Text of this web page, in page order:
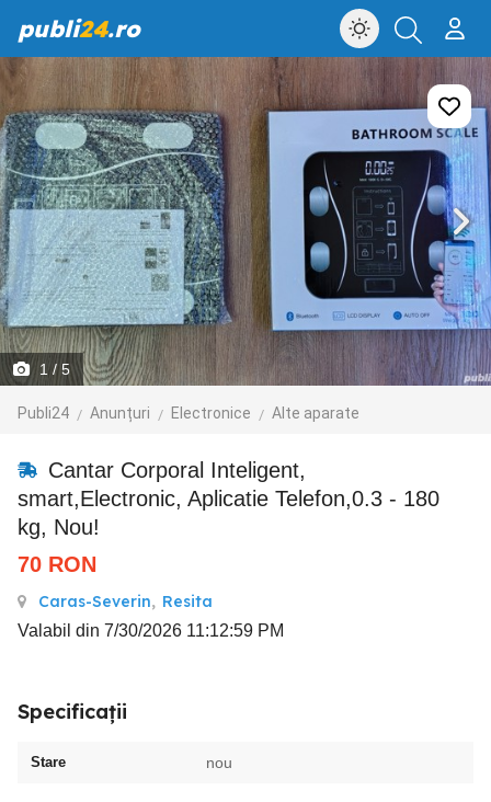
publi24.ro
1/ 5
Publi24 Anunțuri Electronice Alte aparate
Cantar Corporal Inteligent,
smart,Electronic, Aplicatie Telefon,0.3 - 180
kg, Nou!
70 RON
Caras-Severin, Resita
Valabil din 7/30/2026 11:12:59 PM
Specificații
Stare nou